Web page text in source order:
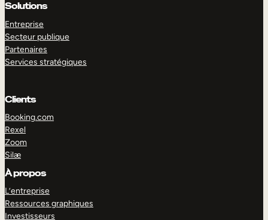
Solutions
Entreprise
Secteur publique
Partenaires
Services stratégiques
Clients
Booking.com
Rexel
Zoom
Silæ
À propos
L’entreprise
Ressources graphiques
Investisseurs